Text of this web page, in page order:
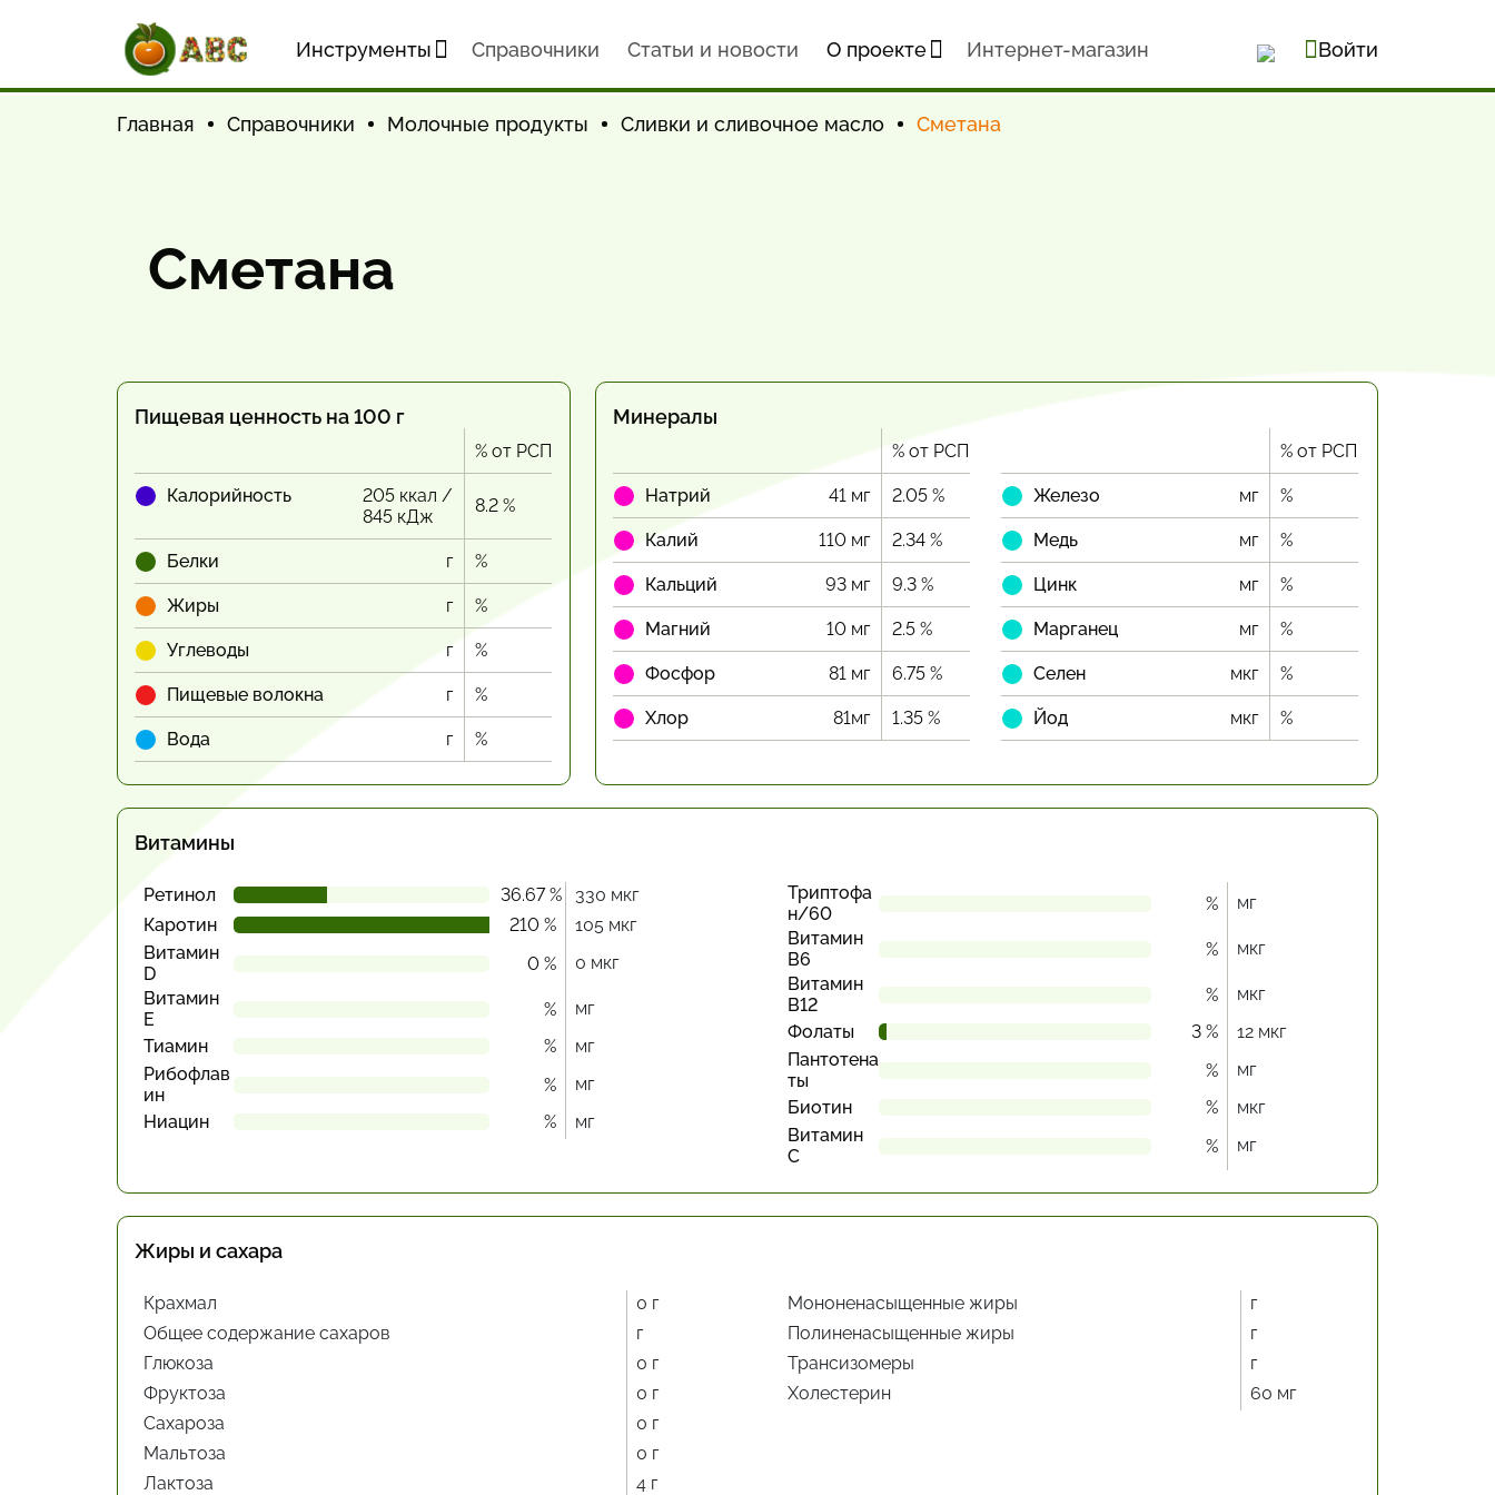
Инструменты Cправочники Статьи и новости О проекте Интернет-магазин Войти
Главная Справочники Молочные продукты Сливки и сливочное масло Сметана
Сметана
Пищевая ценность на 100 г
% от РСП
Калорийность
205 ккал /
845 кДж
8.2 %
Белки г %
Жиры г %
Углеводы г %
Пищевые волокна г %
Вода г %
Минералы
% от РСП
Натрий 41 мг 2.05 %
Калий 110 мг 2.34 %
Кальций 93 мг 9.3 %
Магний 10 мг 2.5 %
Фосфор 81 мг 6.75 %
Хлор 81мг 1.35 %
% от РСП
Железо мг %
Медь мг %
Цинк мг %
Марганец мг %
Селен мкг %
Йод мкг %
Витамины
Ретинол 36.67 %
330 мкг
Каротин
210 %
105 мкг
Витамин
D
0 %
0 мкг
Витамин
Е
%
мг
Тиамин
%
мг
Рибофлав
ин
%
мг
Ниацин
% мг
Триптофа
н/60
%
мг
Витамин
В6
%
мкг
Витамин
В12
%
мкг
Фолаты
3 %
12 мкг
Пантотена
ты
%
мг
Биотин
%
мкг
Витамин
С
% мг
Жиры и сахара
Крахмал
0 г
Общее содержание сахаров
г
Глюкоза
0 г
Фруктоза
0 г
Сахароза
0 г
Мальтоза
0 г
Лактоза
4 г
Мононенасыщенные жиры
г
Полиненасыщенные жиры
г
Трансизомеры
г
Холестерин
60 мг